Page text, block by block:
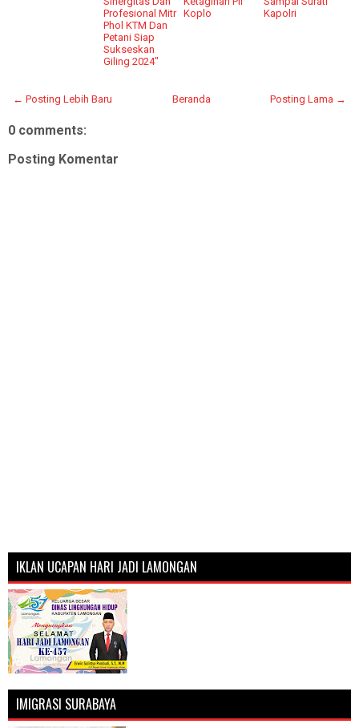
Profesional Mitr
Phol KTM Dan
Petani Siap
Sukseskan
Giling 2024"
Koplo
Kapolri
← Posting Lebih Baru Posting Lama →
Beranda
0 comments:
Posting Komentar
IKLAN UCAPAN HARI JADI LAMONGAN
IMIGRASI SURABAYA